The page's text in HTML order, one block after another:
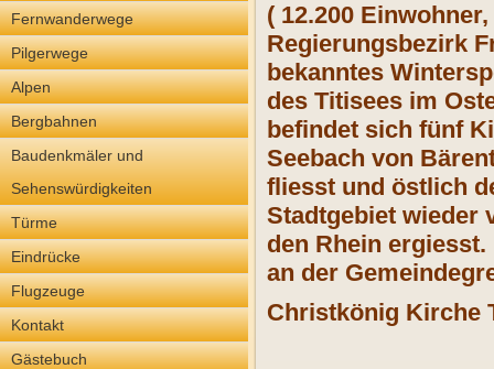
Fernwanderwege
Pilgerwege
Alpen
Bergbahnen
Baudenkmäler und
Sehenswürdigkeiten
Türme
Eindrücke
Flugzeuge
Kontakt
Gästebuch
( 12.200
Regierungsbezirk
bekanntes
des Titisees im
befindet sich fünf
Seebach von
fliesst und östlich
Stadtgebiet wieder
den Rhein
an der
Christkönig Kirche